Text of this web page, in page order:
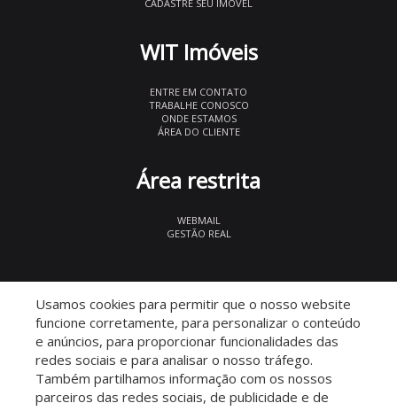
CADASTRE SEU IMÓVEL
WIT Imóveis
ENTRE EM CONTATO
TRABALHE CONOSCO
ONDE ESTAMOS
ÁREA DO CLIENTE
Área restrita
WEBMAIL
GESTÃO REAL
Usamos cookies para permitir que o nosso website
funcione corretamente, para personalizar o conteúdo
e anúncios, para proporcionar funcionalidades das
redes sociais e para analisar o nosso tráfego.
Também partilhamos informação com os nossos
parceiros das redes sociais, de publicidade e de